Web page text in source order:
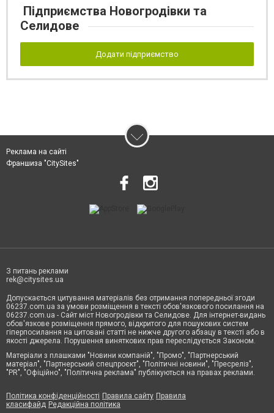
Підприємства Новогродівки та
Селидове
Додати підприємство
Реклама на сайті
Франшиза "CitySites"
З питань реклами
rek@citysites.ua
Допускається цитування матеріалів без отримання попередньої згоди
06237.com.ua за умови розміщення в тексті обов'язкового посилання на
06237.com.ua - Сайт міст Новогродівки та Селидове. Для інтернет-видань
обов'язкове розміщення прямого, відкритого для пошукових систем
гіперпосилання на цитовані статті не нижче другого абзацу в тексті або в
якості джерела. Порушення виняткових прав переслідується Законом.
Матеріали з плашками "Новини компаній", "Промо", "Партнерський
матеріал", "Партнерський спецпроєкт", "Політичні новини", "Пресреліз",
"PR", "Офіційно", "Політична реклама" публікуються на правах реклами.
Політика конфіденційності Правила сайту Правила
класифайд Редакційна політика